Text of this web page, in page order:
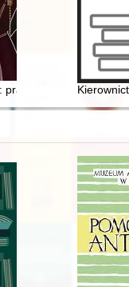
Hirszfeldowej =
prawdziwa historia